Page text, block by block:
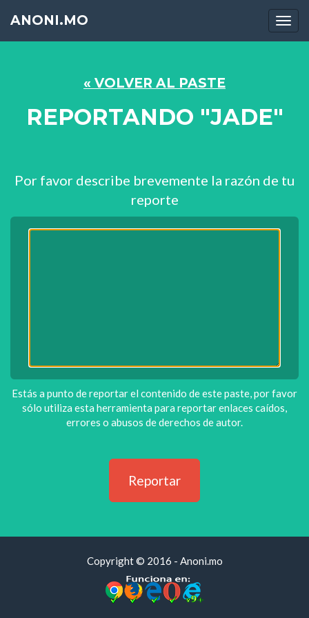
ANONI.MO
« VOLVER AL PASTE
REPORTANDO "JADE"
Por favor describe brevemente la razón de tu
reporte
Estás a punto de reportar el contenido de este paste, por favor
sólo utiliza esta herramienta para reportar enlaces caídos,
errores o abusos de derechos de autor.
Copyright © 2016 - Anoni.mo